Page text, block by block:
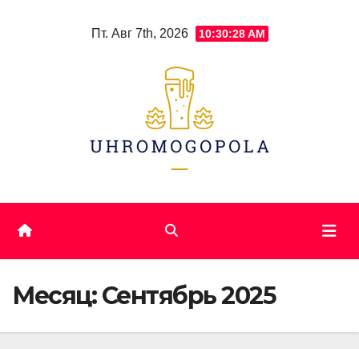
Пт. Авг 7th, 2026 10:30:28 AM
Месяц:Сентябрь 2025